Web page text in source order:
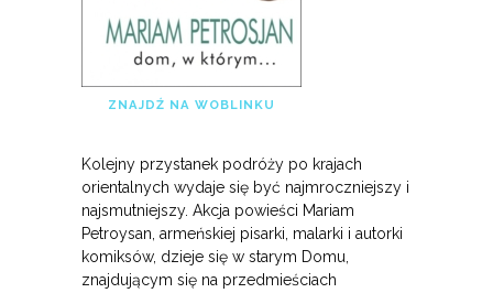
ZNAJDŹ NA WOBLINKU
Kolejny przystanek podróży po krajach
orientalnych wydaje się być najmroczniejszy i
najsmutniejszy. Akcja powieści Mariam
Petroysan, armeńskiej pisarki, malarki i autorki
komiksów, dzieje się w starym Domu,
znajdującym się na przedmieściach